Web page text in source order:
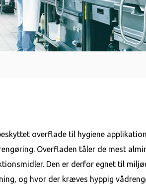
overflade til hygiene
Overfladen tåler de mest
Den er derfor egnet til
og hvor der kræves hyppig